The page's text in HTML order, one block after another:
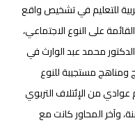
للتعليم في تشخيص واقع
على النوع الاجتماعي،
محمد عبد الوارث في
ومناهج مستجيبة للنوع
من الإئتلاف التربوي
وآخر المحاور كانت مع